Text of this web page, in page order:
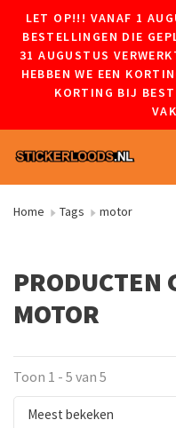
LET OP!!! VANAF 1
BESTELLINGEN DIE
31 AUGUSTUS
HEBBEN WE EEN
KORTING BIJ
Home Tags motor
PRODUCTEN
MOTOR
Toon 1 - 5 van 5
Meest bekeken